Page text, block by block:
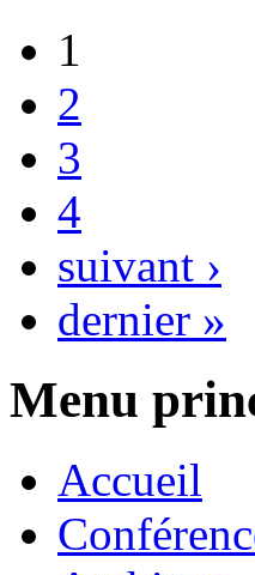
1
2
3
4
suivant ›
dernier »
Menu
Accueil